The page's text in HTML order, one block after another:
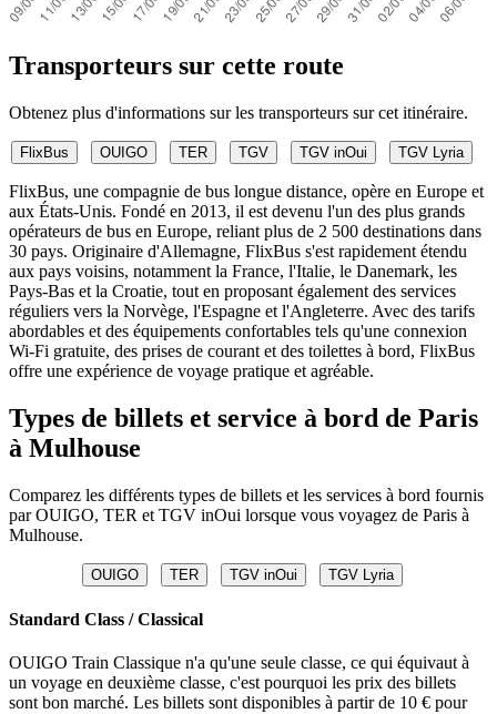
Transporteurs sur cette route
Obtenez plus d'informations sur les transporteurs sur cet itinéraire.
FlixBus OUIGO TER TGV TGV inOui TGV Lyria
FlixBus, une compagnie de bus longue distance, opère en Europe et
aux États-Unis. Fondé en 2013, il est devenu l'un des plus grands
opérateurs de bus en Europe, reliant plus de 2 500 destinations dans
30 pays. Originaire d'Allemagne, FlixBus s'est rapidement étendu
aux pays voisins, notamment la France, l'Italie, le Danemark, les
Pays-Bas et la Croatie, tout en proposant également des services
réguliers vers la Norvège, l'Espagne et l'Angleterre. Avec des tarifs
abordables et des équipements confortables tels qu'une connexion
Wi-Fi gratuite, des prises de courant et des toilettes à bord, FlixBus
offre une expérience de voyage pratique et agréable.
Types de billets et service à bord de Paris
à Mulhouse
Comparez les différents types de billets et les services à bord fournis
par OUIGO, TER et TGV inOui lorsque vous voyagez de Paris à
Mulhouse.
OUIGO TER TGV inOui TGV Lyria
Standard Class / Classical
OUIGO Train Classique n'a qu'une seule classe, ce qui équivaut à
un voyage en deuxième classe, c'est pourquoi les prix des billets
sont bon marché. Les billets sont disponibles à partir de 10 € pour